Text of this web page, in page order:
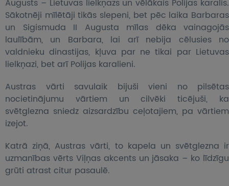
Augusts – Lietuvas lielkņazs un vēlākais Polijas karalis.
Sākotnēji mīlētāji tikās slepeni, bet pēc laika Barbaras
un Sigismuda II Augusta mīlas dēka vainagojās
laulībām, un Barbara, lai arī nebija cēlusies no
valdnieku dinastijas, kļuva par ne tikai par Lietuvas
lielkņazi, bet arī Polijas karalieni.
Austras vārti savulaik bijuši vieni no pilsētas
nocietinājumu vārtiem un cilvēki ticējuši, ka
svētglezna sniedz aizsardzību ceļotajiem, pa vārtiem
izejot.
Katrā ziņā, Austras vārti, to kapela un svētglezna ir
uzmanības vērts Viļņas akcents un jāsaka – ko līdzīgu
grūti atrast citur pasaulē.